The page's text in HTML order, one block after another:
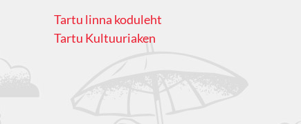
Tartu linna koduleht
Tartu Kultuuriaken